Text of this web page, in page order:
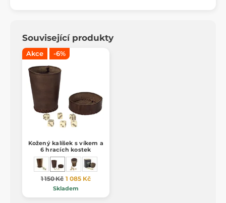
Související produkty
Akce -6%
Kožený kalíšek s víkem a
6 hracích kostek
1 150 Kč 1 085 Kč
Skladem